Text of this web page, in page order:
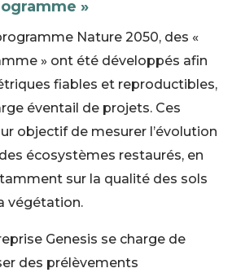
»
Nature 2050, des «
» ont été développés afin
fiables et reproductibles,
éventail de projets. Ces
objectif de mesurer l’évolution
écosystèmes restaurés, en
sur la qualité des sols
végétation.
Genesis se charge de
des prélèvements